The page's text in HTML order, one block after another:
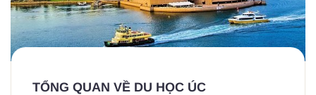
TỔNG QUAN VỀ DU HỌC ÚC